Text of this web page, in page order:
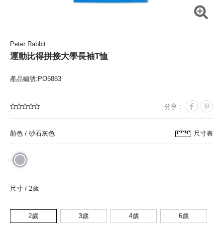
Peter Rabbit
運動比得拼接大學長袖T恤
產品編號:PO5883
分享 :
顏色 / 砂石灰色 尺寸表
尺寸 / 2歲
2歲 3歲 4歲 6歲